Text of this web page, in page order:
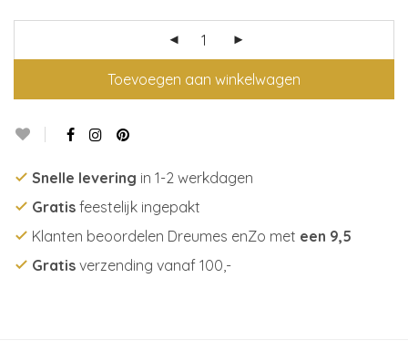
Toevoegen aan winkelwagen
Snelle levering in 1-2 werkdagen
Gratis feestelijk ingepakt
Klanten beoordelen Dreumes enZo met een 9,5
Gratis verzending vanaf 100,-